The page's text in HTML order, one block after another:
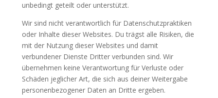
unbedingt geteilt oder unterstützt.
Wir sind nicht verantwortlich für Datenschutzpraktiken
oder Inhalte dieser Websites. Du trägst alle Risiken, die
mit der Nutzung dieser Websites und damit
verbundener Dienste Dritter verbunden sind. Wir
übernehmen keine Verantwortung für Verluste oder
Schäden jeglicher Art, die sich aus deiner Weitergabe
personenbezogener Daten an Dritte ergeben.